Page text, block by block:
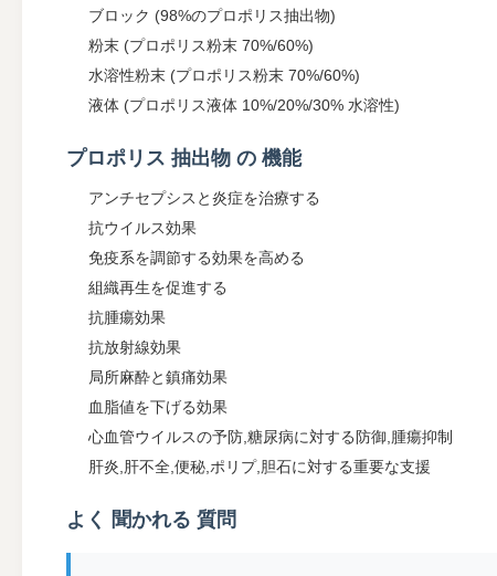
ブロック (98%のプロポリス抽出物)
粉末 (プロポリス粉末 70%/60%)
水溶性粉末 (プロポリス粉末 70%/60%)
液体 (プロポリス液体 10%/20%/30% 水溶性)
プロポリス 抽出物 の 機能
アンチセプシスと炎症を治療する
抗ウイルス効果
免疫系を調節する効果を高める
組織再生を促進する
抗腫瘍効果
抗放射線効果
局所麻酔と鎮痛効果
血脂値を下げる効果
心血管ウイルスの予防,糖尿病に対する防御,腫瘍抑制
肝炎,肝不全,便秘,ポリプ,胆石に対する重要な支援
よく 聞かれる 質問